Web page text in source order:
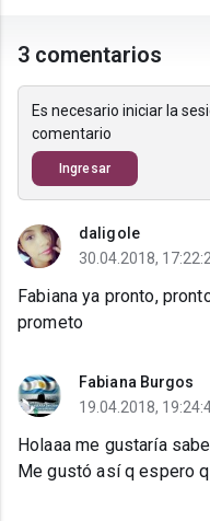
3 comentarios
Es necesario iniciar la
comentario
Ingresar
daligole
30.04.2018,
Fabiana ya pronto,
prometo
Fabiana Burgos
19.04.2018,
Holaaa me gustaría
Me gustó así q espero